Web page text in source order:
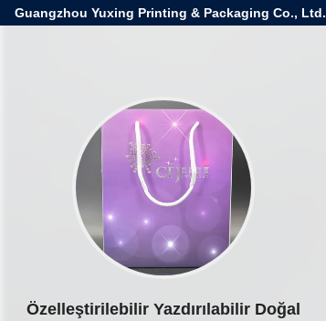
Guangzhou Yuxing Printing & Packaging Co., Ltd.
Özelleştirilebilir Yazdırılabilir Doğal